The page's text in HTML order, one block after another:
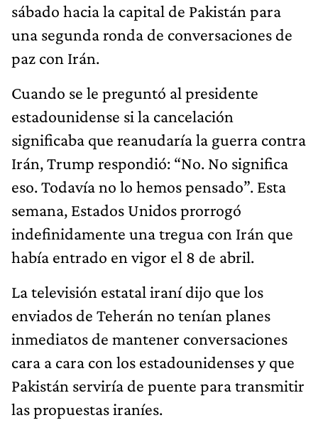
sábado hacia la capital de Pakistán para
una segunda ronda de conversaciones de
paz con Irán.
Cuando se le preguntó al presidente
estadounidense si la cancelación
significaba que reanudaría la guerra contra
Irán, Trump respondió: “No. No significa
eso. Todavía no lo hemos pensado”. Esta
semana, Estados Unidos prorrogó
indefinidamente una tregua con Irán que
había entrado en vigor el 8 de abril.
La televisión estatal iraní dijo que los
enviados de Teherán no tenían planes
inmediatos de mantener conversaciones
cara a cara con los estadounidenses y que
Pakistán serviría de puente para transmitir
las propuestas iraníes.